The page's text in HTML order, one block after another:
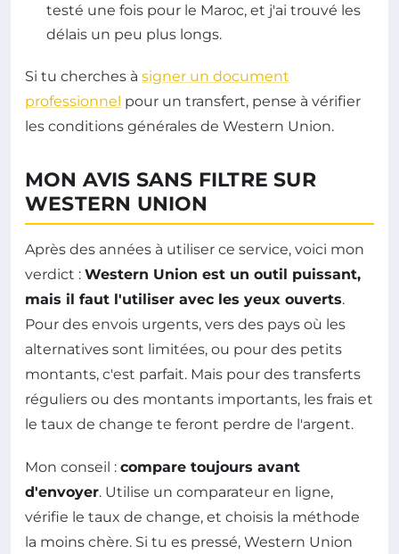
testé une fois pour le Maroc, et j'ai trouvé les
délais un peu plus longs.
Si tu cherches à signer un document
professionnel pour un transfert, pense à vérifier
les conditions générales de Western Union.
MON AVIS SANS FILTRE SUR
WESTERN UNION
Après des années à utiliser ce service, voici mon
verdict : Western Union est un outil puissant,
mais il faut l'utiliser avec les yeux ouverts.
Pour des envois urgents, vers des pays où les
alternatives sont limitées, ou pour des petits
montants, c'est parfait. Mais pour des transferts
réguliers ou des montants importants, les frais et
le taux de change te feront perdre de l'argent.
Mon conseil : compare toujours avant
d'envoyer. Utilise un comparateur en ligne,
vérifie le taux de change, et choisis la méthode
la moins chère. Si tu es pressé, Western Union